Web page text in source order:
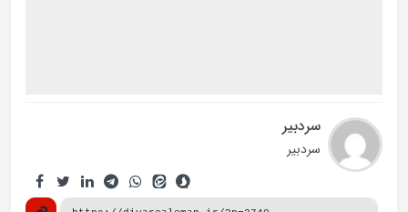
سردبیر
سردبیر